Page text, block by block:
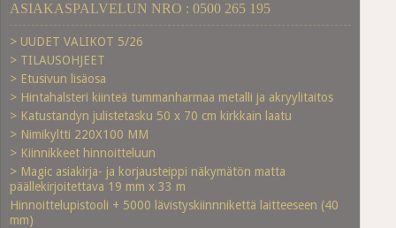
ASIAKASPALVELUN NRO : 0500 265 195
> UUDET VALIKOT 5/26
> TILAUSOHJEET
> Etusivun lisäosa
> Hintahalsteri kiinteä tummanharmaa metalli ja akryylitaitos
> Katustandyn julistetasku 50 x 70 cm kirkkain laatu
> Nimikyltti 220X100 MM
> Kiinnikkeet hinnoitteluun
> Magic asiakirja- ja korjausteippi näkymätön matta
päällekirjoitettava 19 mm x 33 m
Hinnoittelupistooli + 5000 lävistyskiinnnikettä laitteeseen (40
mm)